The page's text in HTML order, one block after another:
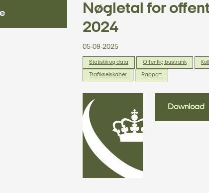
Nøgletal for
2024
05-09-2025
Statistik og data Offentlig bustrafik
Trafikselskaber Rapport
Download